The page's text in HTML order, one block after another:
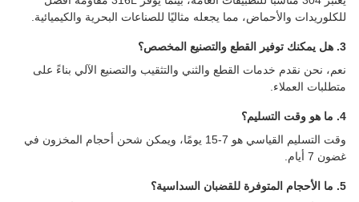
والأحماض، مما يجعله مثاليًا للصناعات البحرية والكيميائية.
نحن نقدم خدمات القطع والثني والتثقيب والتصنيع الآلي بناءً على
العملاء.
وقت التسليم القياسي هو 7-15 يومًا، ويمكن شحن أحجام المخزون في
أيام.